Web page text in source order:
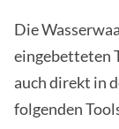
Die
eingebetteten
auch direkt in
folgenden